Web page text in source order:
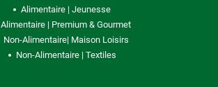
Alimentaire | Jeunesse
Alimentaire | Premium & Gourmet
Non-Alimentaire| Maison Loisirs
Non-Alimentaire | Textiles